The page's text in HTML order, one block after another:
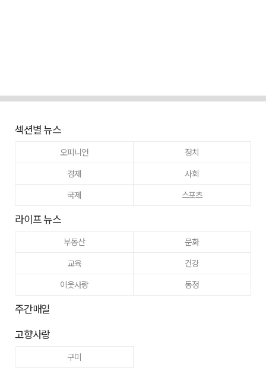
섹션별 뉴스
오피니언
정치
경제
사회
국제
스포츠
라이프 뉴스
부동산
문화
교육
건강
이웃사랑
동정
주간매일
고향사랑
구미